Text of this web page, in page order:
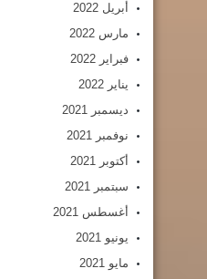
أبريل 2022
مارس 2022
فبراير 2022
يناير 2022
ديسمبر 2021
نوفمبر 2021
أكتوبر 2021
سبتمبر 2021
أغسطس 2021
يونيو 2021
مايو 2021